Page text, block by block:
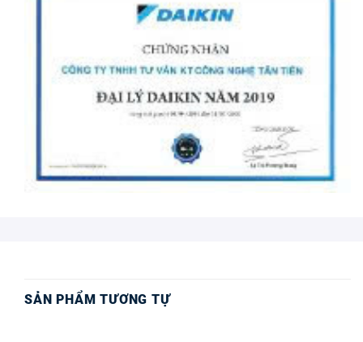
SẢN PHẨM TƯƠNG TỰ